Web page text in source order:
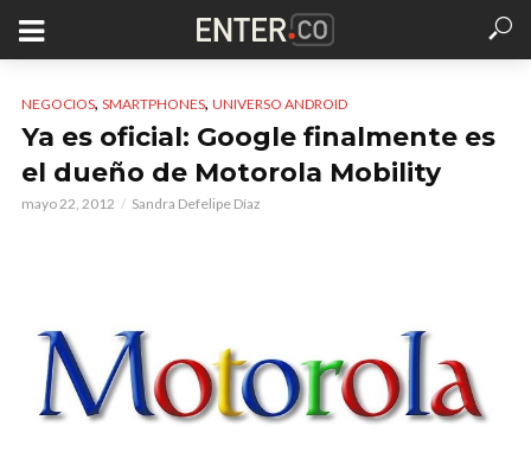
NEGOCIOS, SMARTPHONES, UNIVERSO ANDROID
Ya es oficial: Google finalmente es
el dueño de Motorola Mobility
mayo 22, 2012 Sandra Defelipe Díaz